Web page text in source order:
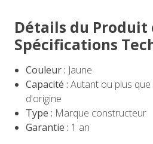
Détails du Produit
Spécifications
Couleur : Jaune
Capacité : Autant ou plus
d'origine
Type : Marque constructeur
Garantie : 1 an